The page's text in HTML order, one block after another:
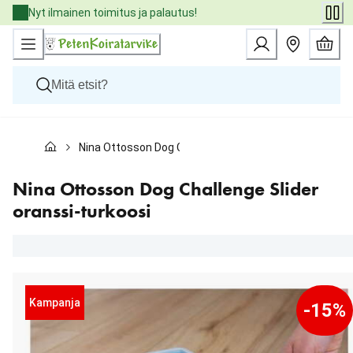
Skip
to
Content
Nyt ilmainen toimitus ja palautus!
Kissat
Eläinlääkäriruoat
Tuotemerkit
Uutuudet
Nina Ottosson Dog Challenge Slider oranssi-turkoosi
Nina Ottosson Dog Challenge Slider
oranssi-turkoosi
Kampanja -15%